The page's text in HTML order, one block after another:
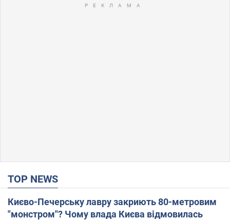
TOP NEWS
Києво-Печерську лавру закриють 80-метровим
"монстром"? Чому влада Києва відмовилась